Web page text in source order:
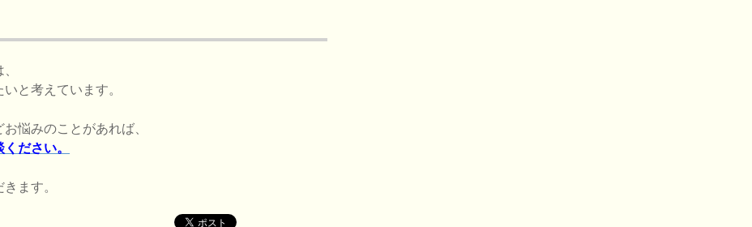
と考えています。
悩みのことがあれば、
ださい。
ます。